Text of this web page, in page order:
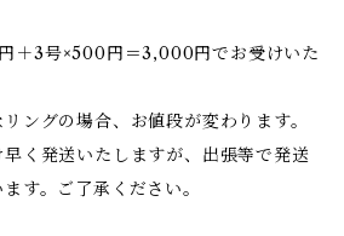
＋3号×500円＝3,000円でお受けいた
ングの場合、お値段が変わります。
く発送いたしますが、出張等で発送
す。ご了承ください。